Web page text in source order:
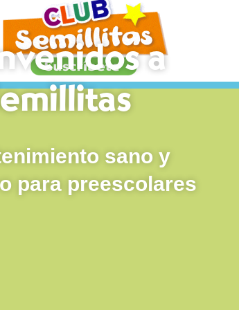
a
sano y
para preescolares